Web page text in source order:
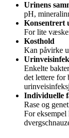
Urinens
pH,
Konsentrert
For lite
Kosthold
Kan påvirke
Enkelte
det lettere for
Individuelle
Rase og
For